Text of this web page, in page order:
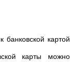
банковской картой
карты можно